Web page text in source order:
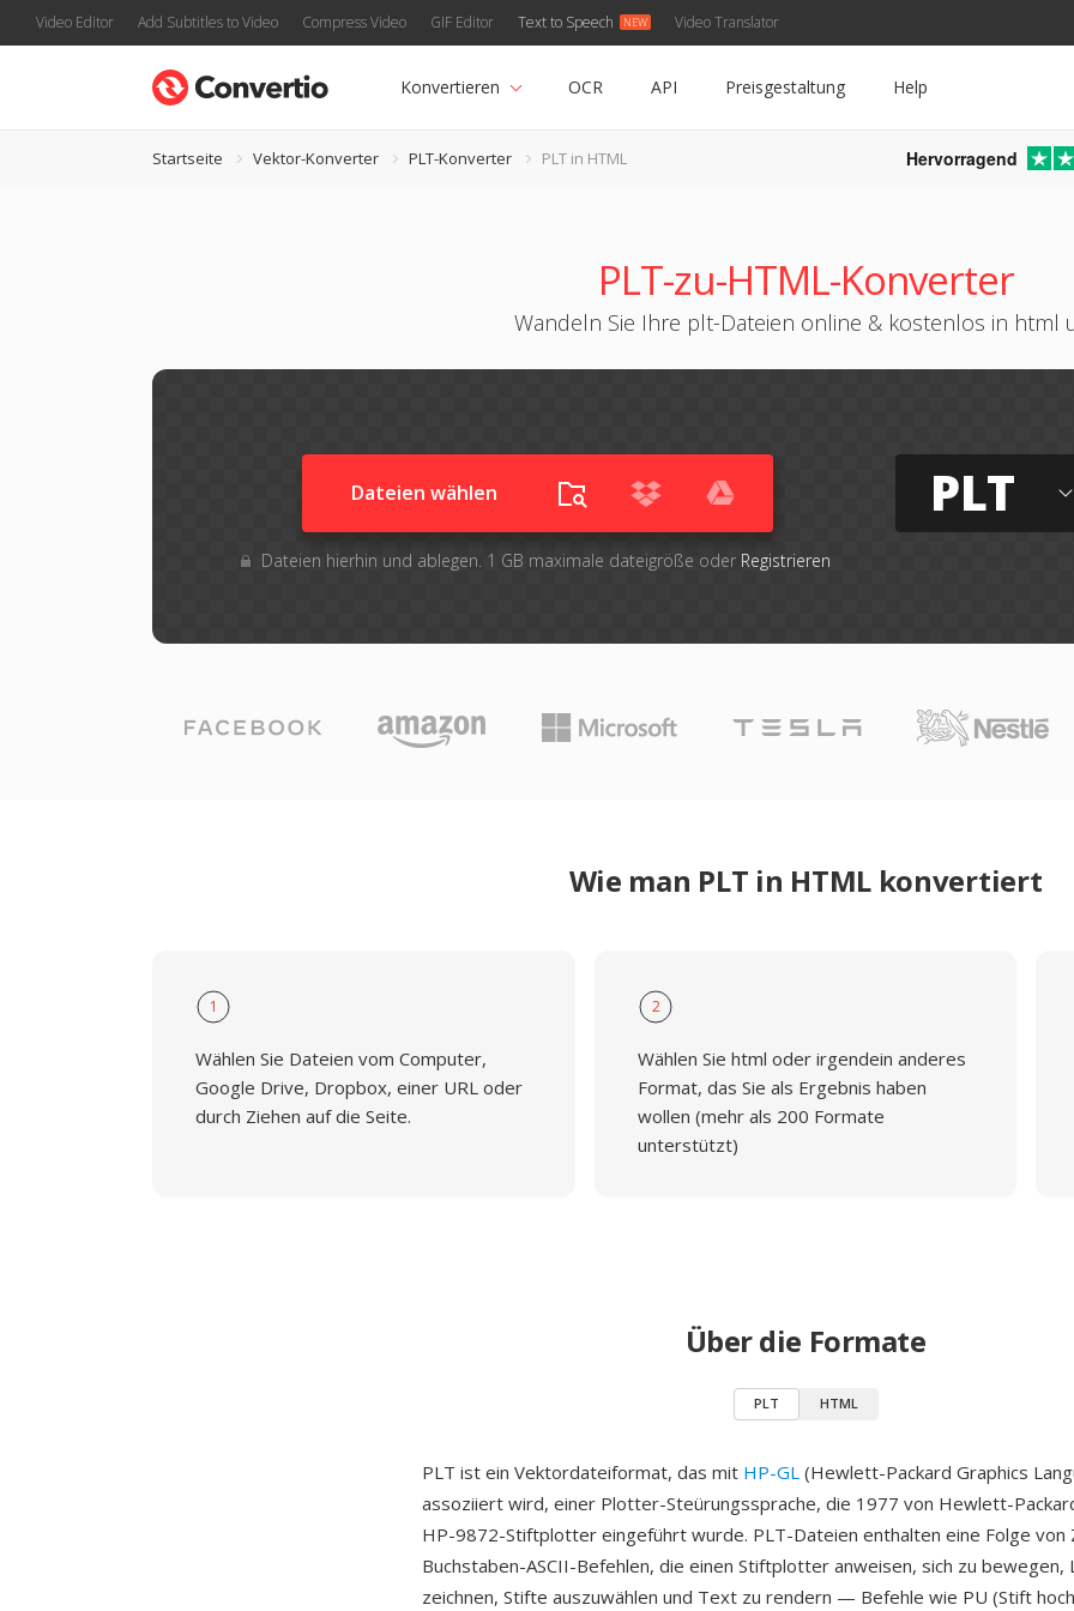
Video Editor Add Subtitles to Video Compress Video GIF Editor Text to Speech Video Translator
Konvertieren OCR API Preisgestaltung Help
Startseite Vektor-Konverter PLT-Konverter PLT in HTML Hervorragend
PLT-zu-HTML-Konverter
Wandeln Sie Ihre plt-Dateien online & kostenlos in html
Dateien wählen
Dateien hierhin und ablegen. 1 GB maximale dateigröße oder Registrieren
PLT
Wie man PLT in HTML konvertiert
1
Wählen Sie Dateien vom Computer,
Google Drive, Dropbox, einer URL oder
durch Ziehen auf die Seite.
2
Wählen Sie html oder irgendein anderes
Format, das Sie als Ergebnis haben
wollen (mehr als 200 Formate
unterstützt)
Über die Formate
PLT HTML
PLT ist ein Vektordateiformat, das mit HP-GL (Hewlett-Packard Graphics
assoziiert wird, einer Plotter-Steürungssprache, die 1977 von Hewlett-
HP-9872-Stiftplotter eingeführt wurde. PLT-Dateien enthalten eine Folge von
Buchstaben-ASCII-Befehlen, die einen Stiftplotter anweisen, sich zu bewegen,
zeichnen, Stifte auszuwählen und Text zu rendern — Befehle wie PU (Stift